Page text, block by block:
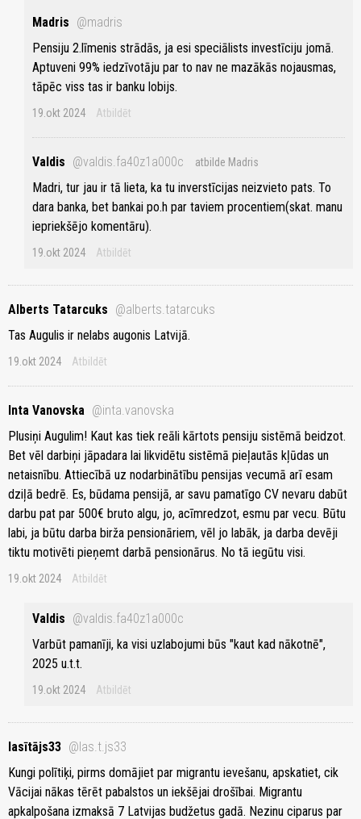
Madris @madris
Pensiju 2.līmenis strādās, ja esi speciālists investīciju jomā.
Aptuveni 99% iedzīvotāju par to nav ne mazākās nojausmas,
tāpēc viss tas ir banku lobijs.
19.okt 2024 Atbildēt
Valdis @valdis.fa40z1a000c atbilde Madris
Madri, tur jau ir tā lieta, ka tu inverstīcijas neizvieto pats. To
dara banka, bet bankai po.h par taviem procentiem(skat. manu
iepriekšējo komentāru).
19.okt 2024 Atbildēt
Alberts Tatarcuks @alberts.tatarcuks
Tas Augulis ir nelabs augonis Latvijā.
19.okt 2024 Atbildēt
Inta Vanovska @inta.vanovska
Plusiņi Augulim! Kaut kas tiek reāli kārtots pensiju sistēmā beidzot.
Bet vēl darbiņi jāpadara lai likvidētu sistēmā pieļautās kļūdas un
netaisnību. Attiecībā uz nodarbinātību pensijas vecumā arī esam
dziļā bedrē. Es, būdama pensijā, ar savu pamatīgo CV nevaru dabūt
darbu pat par 500€ bruto algu, jo, acīmredzot, esmu par vecu. Būtu
labi, ja būtu darba birža pensionāriem, vēl jo labāk, ja darba devēji
tiktu motivēti pieņemt darbā pensionārus. No tā iegūtu visi.
19.okt 2024 Atbildēt
Valdis @valdis.fa40z1a000c
Varbūt pamanīji, ka visi uzlabojumi būs "kaut kad nākotnē",
2025 u.t.t.
19.okt 2024 Atbildēt
lasītājs33 @las.t.js33
Kungi polītiķi, pirms domājiet par migrantu ievešanu, apskatiet, cik
Vācijai nākas tērēt pabalstos un iekšējai drošībai. Migrantu
apkalpošana izmaksā 7 Latvijas budžetus gadā. Nezinu ciparus par